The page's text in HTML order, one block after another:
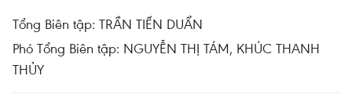
Tổng Biên tập: TRẦN TIẾN DUẨN
Phó Tổng Biên tập: NGUYỄN THỊ TÁM, KHÚC THANH
THỦY